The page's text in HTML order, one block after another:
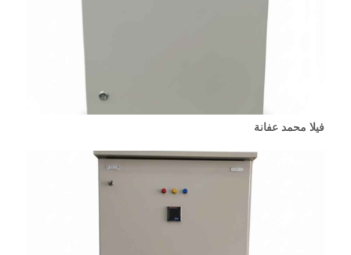
فيلا محمد عفانة